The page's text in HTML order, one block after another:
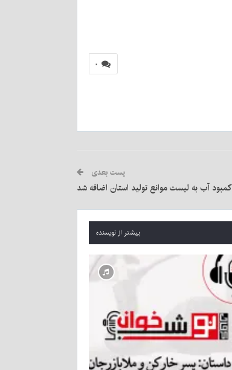
۰
پست بعدی
کمبود آب به لیست موانع تولید استان اضافه شد
بیشتر از نویسنده